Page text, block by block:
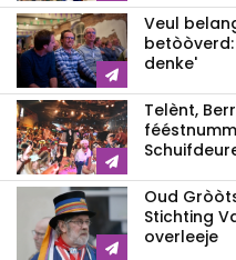
Veul
denke'
Telènt,
Oud
Stichting
overleeje